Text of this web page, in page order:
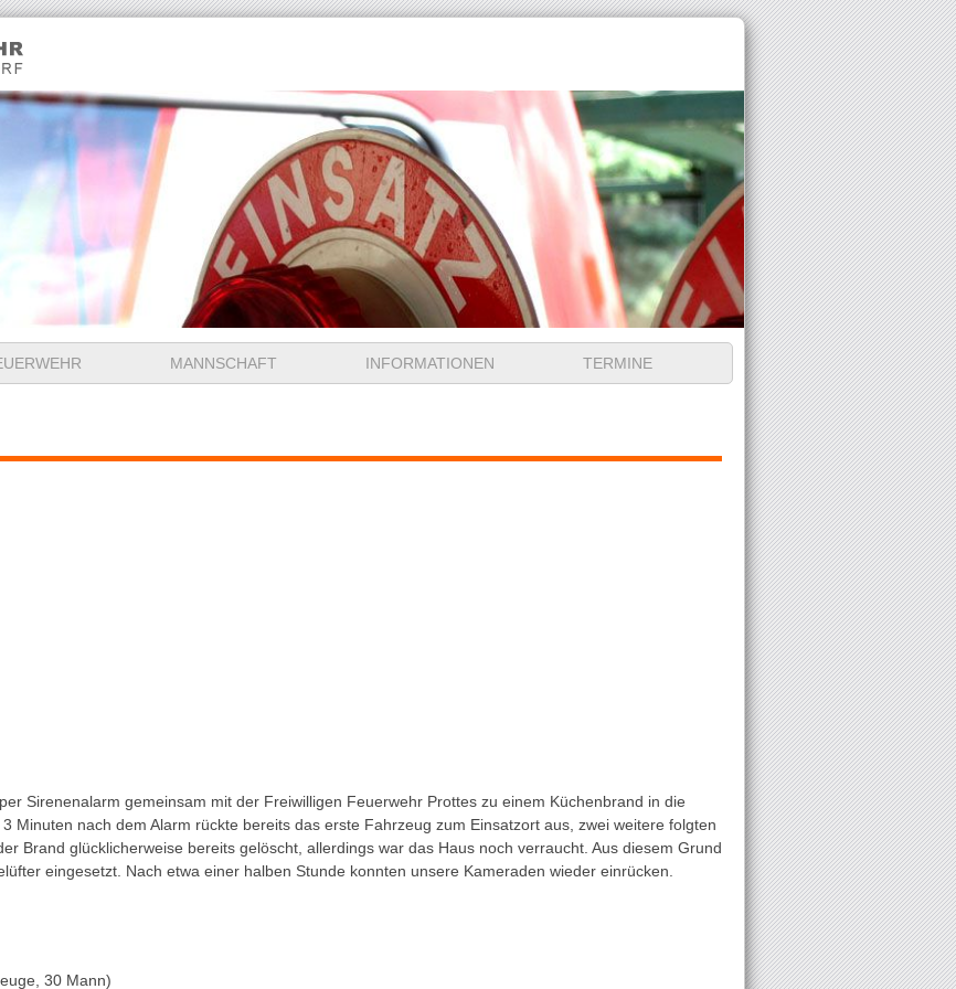
MANNSCHAFT INFORMATIONEN TERMINE
Sirenenalarm gemeinsam mit der Freiwilligen Feuerwehr Prottes zu einem Küchenbrand in die
Minuten nach dem Alarm rückte bereits das erste Fahrzeug zum Einsatzort aus, zwei weitere folgten
Brand glücklicherweise bereits gelöscht, allerdings war das Haus noch verraucht. Aus diesem Grund
eingesetzt. Nach etwa einer halben Stunde konnten unsere Kameraden wieder einrücken.
30 Mann)